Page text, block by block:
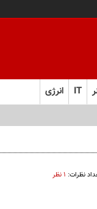
IT انرژی
نظرات: ۱ نظر